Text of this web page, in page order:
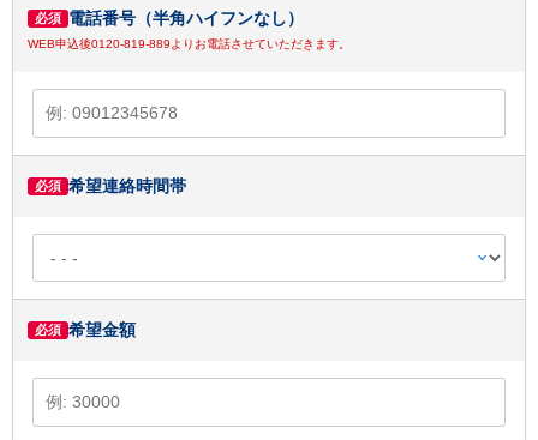
電話番号（半角ハイフンなし）
必須
WEB申込後0120-819-889よりお電話させていただきます。
希望連絡時間帯
必須
希望金額
必須